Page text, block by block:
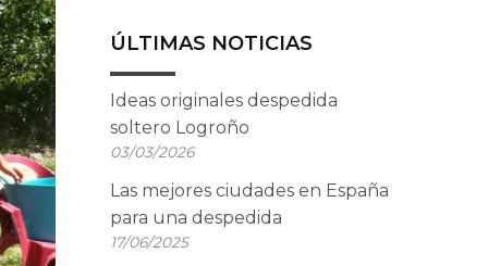
ÚLTIMAS NOTICIAS
Ideas originales despedida
soltero Logroño
03/03/2026
Las mejores ciudades en España
para una despedida
17/06/2025